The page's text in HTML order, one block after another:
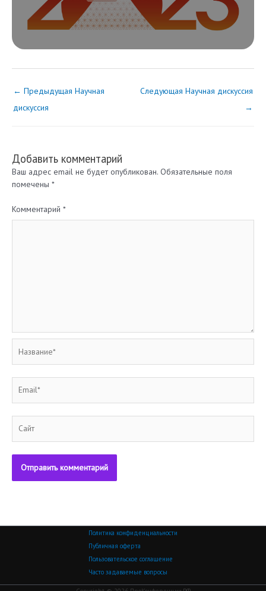
← Предыдущая Научная
дискуссия
Следующая Научная дискуссия
→
Добавить комментарий
Ваш адрес email не будет опубликован. Обязательные поля
помечены *
Комментарий *
Политика конфиденциальности
Публичная оферта
Пользовательское соглашение
Часто задаваемые вопросы